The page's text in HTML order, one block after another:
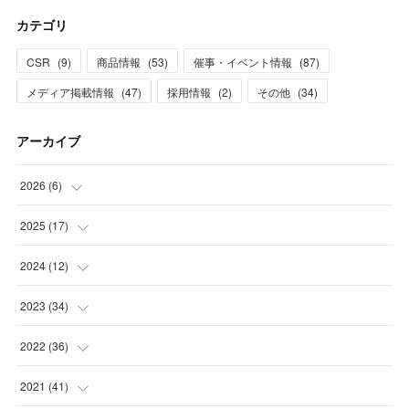
カテゴリ
CSR (9) 商品情報 (53) 催事・イベント情報 (87)
メディア掲載情報 (47) 採用情報 (2) その他 (34)
アーカイブ
2026 (6)
(1
(3
(2
2025 (17)
(1
(2
(5
(1
2024 (12)
(1
(1
(2
2023 (34)
(2
(1
2022 (36)
(3
2021 (41)